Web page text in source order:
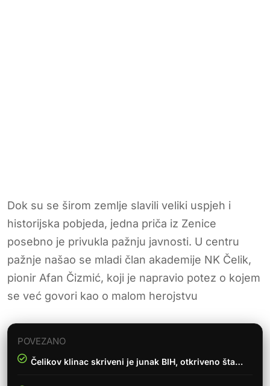
Dok su se širom zemlje slavili veliki uspjeh i
historijska pobjeda, jedna priča iz Zenice
posebno je privukla pažnju javnosti. U centru
pažnje našao se mladi član akademije NK Čelik,
pionir Afan Čizmić, koji je napravio potez o kojem
se već govori kao o malom herojstvu
POVEZANO
Čelikov klinac skriveni je junak BIH, otkriveno šta…